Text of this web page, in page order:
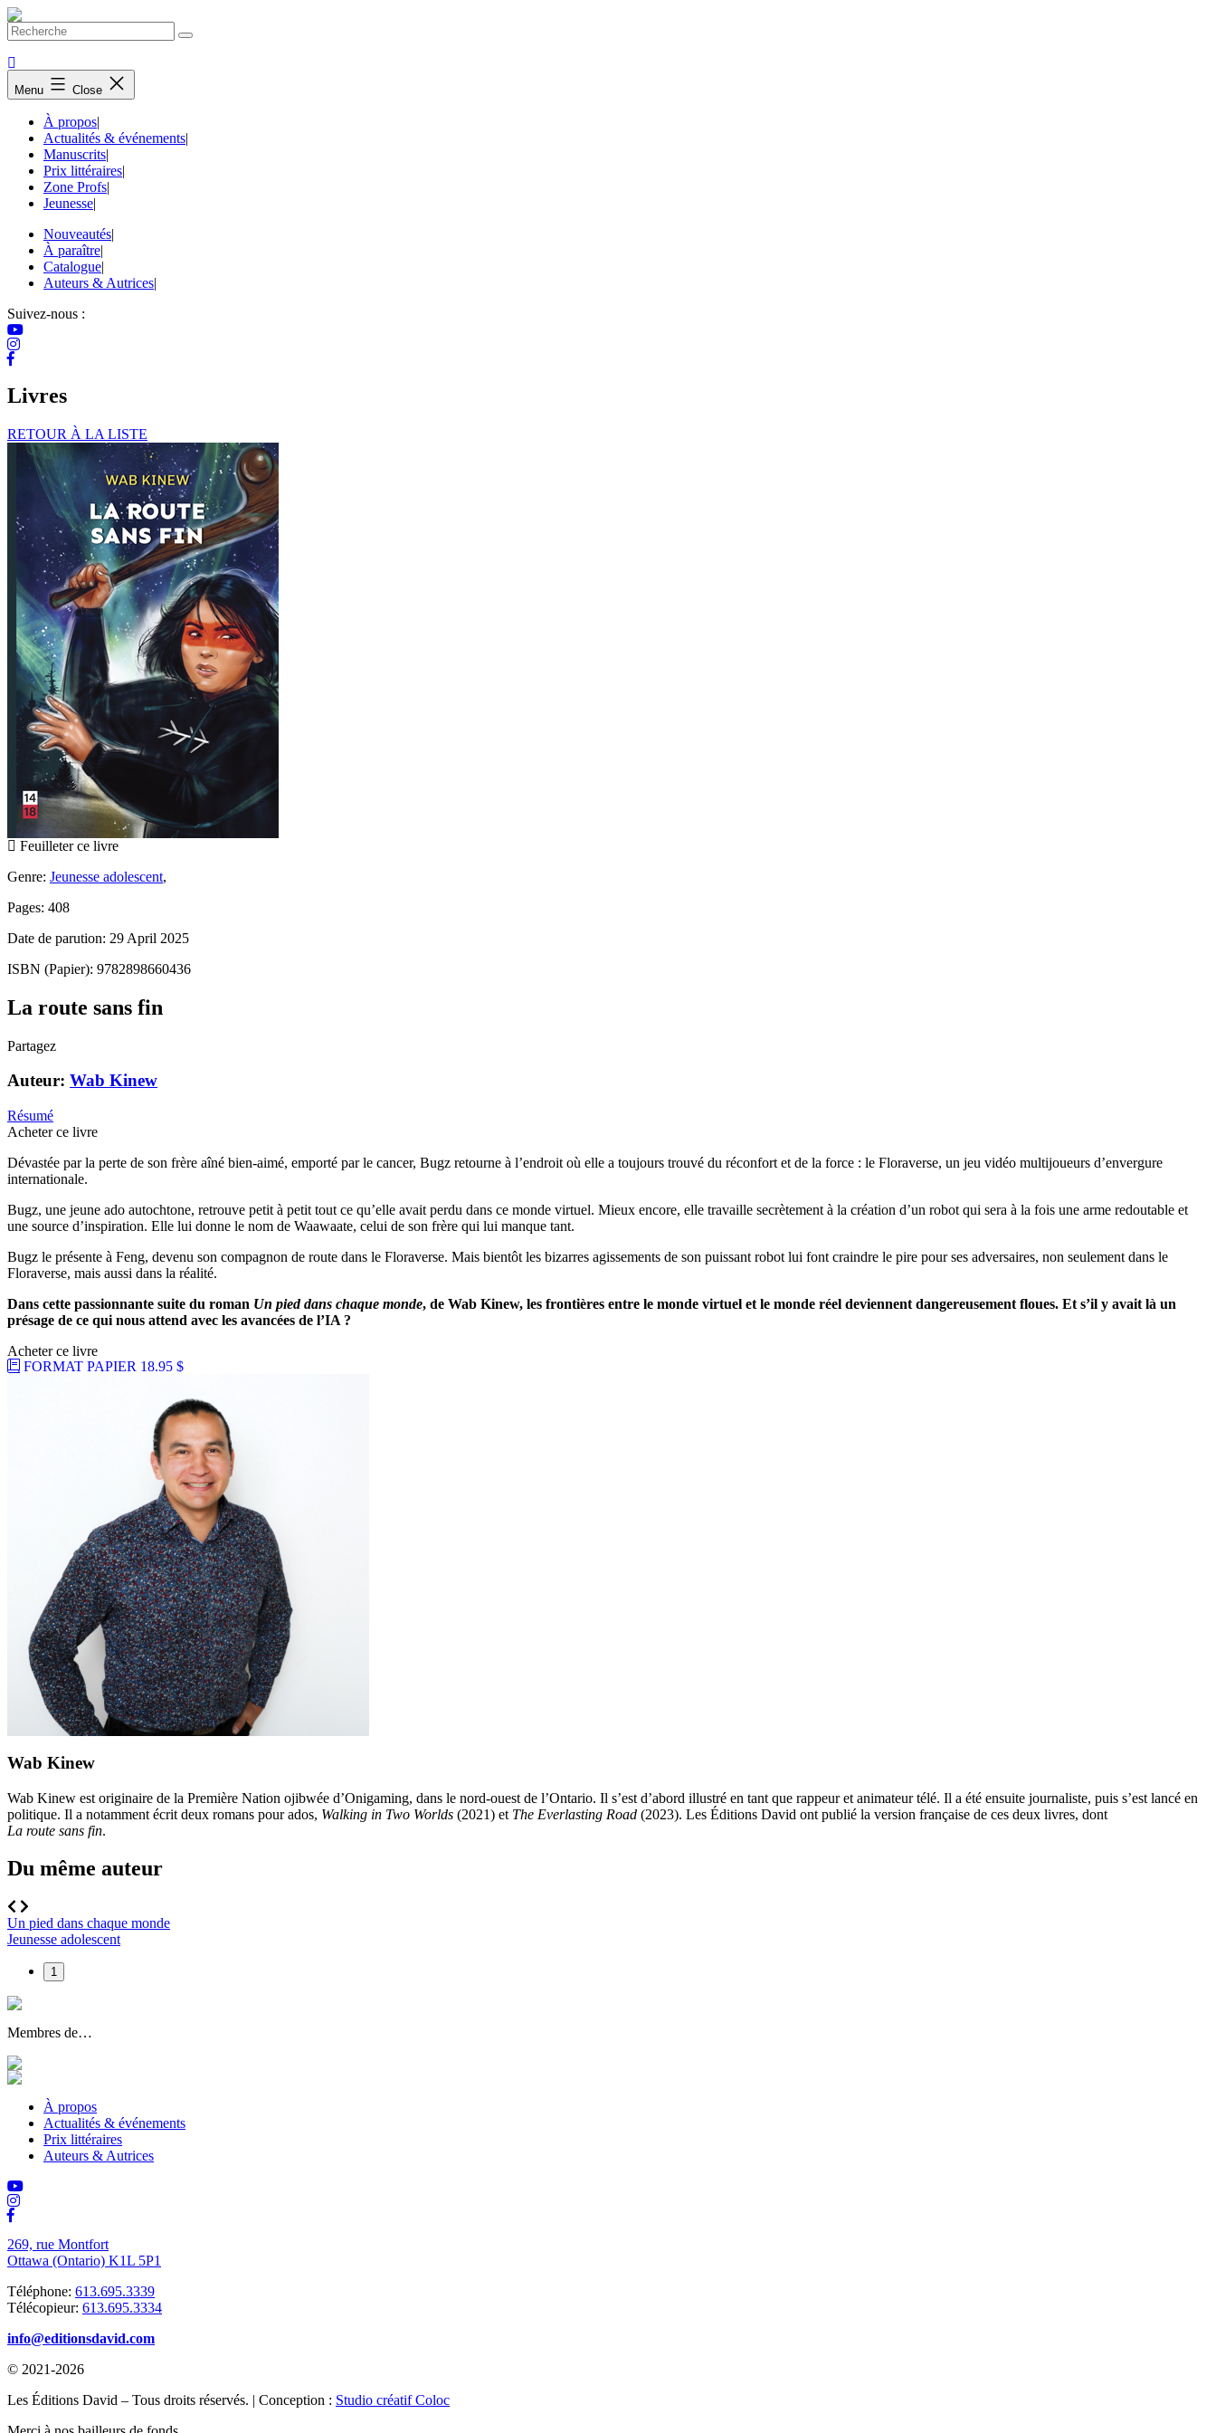
Skip
to
Menu Close
À propos|
Actualités & événements|
Manuscrits|
Prix littéraires|
Zone Profs|
Jeunesse|
Nouveautés|
À paraître|
Catalogue|
Auteurs & Autrices|
Suivez-nous :
Livres
RETOUR À LA LISTE
Feuilleter ce livre
Genre: Jeunesse adolescent,
Pages: 408
Date de parution: 29 April 2025
ISBN (Papier): 9782898660436
La route sans fin
Partagez
Auteur: Wab Kinew
Résumé
Acheter ce livre
Dévastée par la perte de son frère aîné bien-aimé, emporté par le cancer, Bugz retourne à l’endroit où elle a toujours trouvé du réconfort et de la force : le Floraverse, un jeu vidéo multijoueurs d’envergure
internationale.
Bugz, une jeune ado autochtone, retrouve petit à petit tout ce qu’elle avait perdu dans ce monde virtuel. Mieux encore, elle travaille secrètement à la création d’un robot qui sera à la fois une arme redoutable et
une source d’inspiration. Elle lui donne le nom de Waawaate, celui de son frère qui lui manque tant.
Bugz le présente à Feng, devenu son compagnon de route dans le Floraverse. Mais bientôt les bizarres agissements de son puissant robot lui font craindre le pire pour ses adversaires, non seulement dans le
Floraverse, mais aussi dans la réalité.
Dans cette passionnante suite du roman Un pieddans chaque monde, de Wab Kinew, les frontières entre le monde virtuel et le monde réel deviennent dangereusement floues. Et s’il y avait là un
présage de ce qui nous attend avec les avancées de l’IA ?
Acheter ce livre
FORMAT PAPIER 18.95 $
Wab Kinew
Wab Kinew est originaire de la Première Nation ojibwée d’Onigaming, dans le nord-ouest de l’Ontario. Il s’est d’abord illustré en tant que rappeur et animateur télé. Il a été ensuite journaliste, puis s’est lancé en
politique. Il a notamment écrit deux romans pour ados, Walking in Two Worlds (2021) et The Everlasting Road (2023). Les Éditions David ont publié la version française de ces deux livres, dont
La route sans fin.
Du même auteur
Un pied dans chaque monde
Jeunesse adolescent
1
Membres de…
À propos
Actualités & événements
Prix littéraires
Auteurs & Autrices
269, rue Montfort
Ottawa (Ontario) K1L 5P1
Téléphone: 613.695.3339
Télécopieur: 613.695.3334
info@editionsdavid.com
© 2021-2026
Les Éditions David – Tous droits réservés. | Conception : Studio créatif Coloc